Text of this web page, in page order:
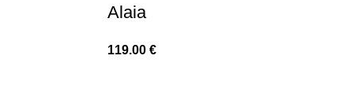
Alaia
119.00 €